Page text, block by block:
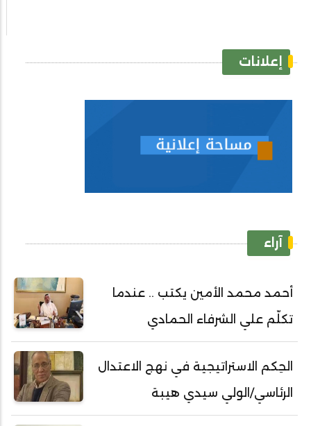
إعلانات
آراء
أحمد محمد الأمين يكتب .. عندما
تكلّم علي الشرفاء الحمادي
الحِكم الاستراتيجية في نهج الاعتدال
الرئاسي/الولي سيدي هيبة